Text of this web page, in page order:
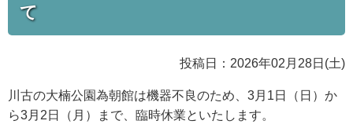
て
投稿日：2026年02月28日(土)
川古の大楠公園為朝館は機器不良のため、3月1日（日）か
ら3月2日（月）まで、臨時休業といたします。